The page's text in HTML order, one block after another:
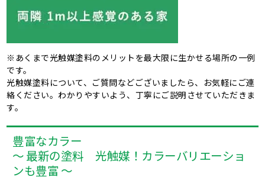
※あくまで光触媒塗料のメリットを最大限に生かせる場所の一例
です。
光触媒塗料について、ご質問などございましたら、お気軽にご連
絡ください。わかりやすいよう、丁寧にご説明させていただきま
す。
豊富なカラー
～ 最新の塗料 光触媒！カラーバリエーショ
ンも豊富 ～